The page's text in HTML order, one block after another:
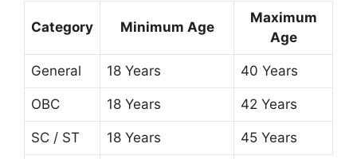
Category Minimum Age
Maximum
Age
General 18 Years 40 Years
OBC 18 Years 42 Years
SC / ST 18 Years 45 Years